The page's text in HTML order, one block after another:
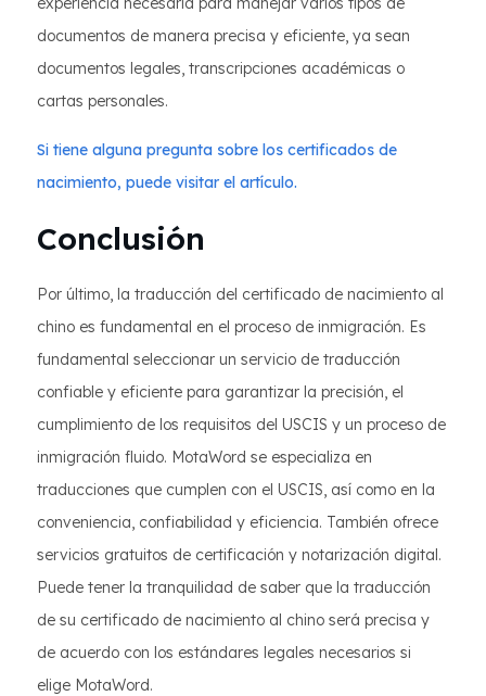
documentos de manera precisa y eficiente, ya sean
documentos legales, transcripciones académicas o
cartas personales.
Si tiene alguna pregunta sobre los certificados de
nacimiento, puede visitar el artículo.
Conclusión
Por último, la traducción del certificado de nacimiento al
chino es fundamental en el proceso de inmigración. Es
fundamental seleccionar un servicio de traducción
confiable y eficiente para garantizar la precisión, el
cumplimiento de los requisitos del USCIS y un proceso de
inmigración fluido. MotaWord se especializa en
traducciones que cumplen con el USCIS, así como en la
conveniencia, confiabilidad y eficiencia. También ofrece
servicios gratuitos de certificación y notarización digital.
Puede tener la tranquilidad de saber que la traducción
de su certificado de nacimiento al chino será precisa y
de acuerdo con los estándares legales necesarios si
elige MotaWord.